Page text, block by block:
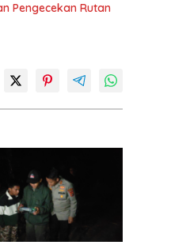
Pengecekan Rutan